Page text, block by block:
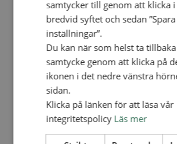
Våra arbeten
Här finns vi
Nationellt
Nationella avdelningen
Nationella
Engagera dig nationellt
Ekumeniska året 2025
samtycker till genom att klicka
bredvid syftet och sedan ”Spara
inställningar”.
Du kan när som helst ta
samtycke genom att klicka på
ikonen i det nedre vänstra
sidan.
Klicka på länken för att läsa vår
integritetspolicy Läs mer